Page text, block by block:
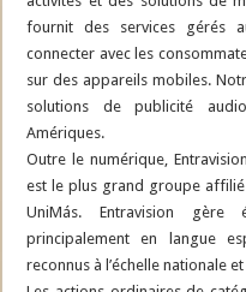
fournit des services gérés
connecter avec les
sur des appareils mobiles.
solutions de publicité
Amériques.
Outre le numérique,
est le plus grand groupe
UniMás. Entravision
principalement en langue
reconnus à l’échelle nationale